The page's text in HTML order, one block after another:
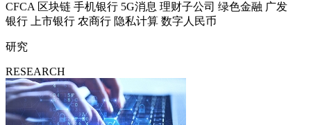
CFCA 区块链 手机银行 5G消息 理财子公司 绿色金融 广发
银行
上市银行 农商行 隐私计算 数字人民币
研究
RESEARCH